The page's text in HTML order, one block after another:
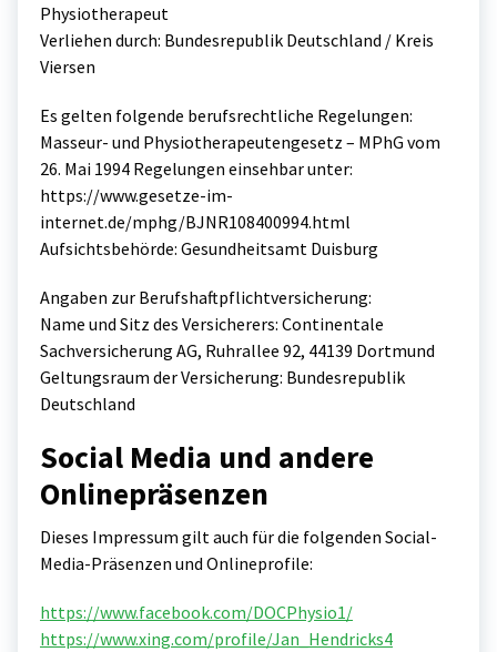
Physiotherapeut
Verliehen durch: Bundesrepublik Deutschland / Kreis
Viersen
Es gelten folgende berufsrechtliche Regelungen:
Masseur- und Physiotherapeutengesetz – MPhG vom
26. Mai 1994 Regelungen einsehbar unter:
https://www.gesetze-im-
internet.de/mphg/BJNR108400994.html
Aufsichtsbehörde: Gesundheitsamt Duisburg
Angaben zur Berufshaftpflichtversicherung:
Name und Sitz des Versicherers: Continentale
Sachversicherung AG, Ruhrallee 92, 44139 Dortmund
Geltungsraum der Versicherung: Bundesrepublik
Deutschland
Social Media und andere
Onlinepräsenzen
Dieses Impressum gilt auch für die folgenden Social-
Media-Präsenzen und Onlineprofile:
https://www.facebook.com/DOCPhysio1/
https://www.xing.com/profile/Jan_Hendricks4